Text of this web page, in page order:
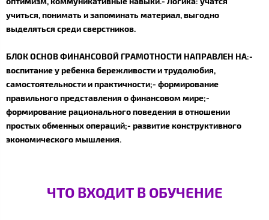
учиться, понимать и запоминать материал, выгодно
выделяться среди сверстников.
БЛОК ОСНОВ ФИНАНСОВОЙ ГРАМОТНОСТИ НАПРАВЛЕН НА:-
воспитание у ребенка бережливости и трудолюбия,
самостоятельности и практичности;- формирование
правильного представления о финансовом мире;-
формирование рационального поведения в отношении
простых обменных операций;- развитие конструктивного
экономического мышления.
ЧТО ВХОДИТ В ОБУЧЕНИЕ